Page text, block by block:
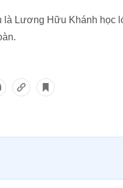
là Lương Hữu Khánh học